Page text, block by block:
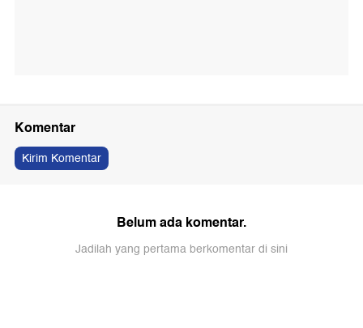
Komentar
Kirim Komentar
Belum ada komentar.
Jadilah yang pertama berkomentar di sini